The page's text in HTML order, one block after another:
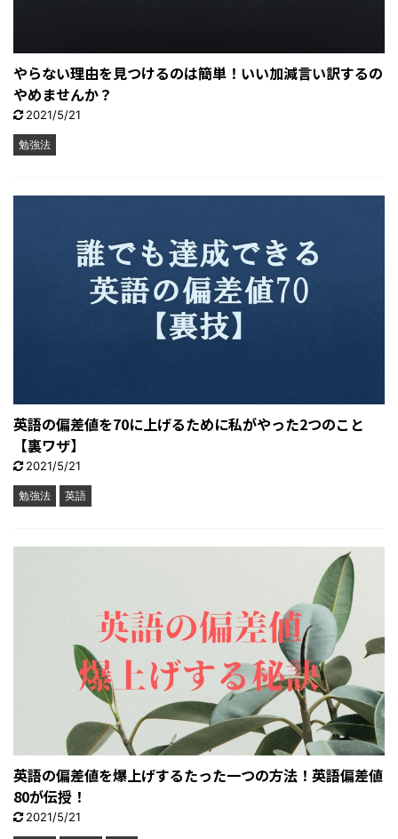
やらない理由を見つけるのは簡単！いい加減言い訳するの
やめませんか？
2021/5/21
勉強法
英語の偏差値を70に上げるために私がやった2つのこと
【裏ワザ】
2021/5/21
勉強法 英語
英語の偏差値を爆上げするたった一つの方法！英語偏差値
80が伝授！
2021/5/21